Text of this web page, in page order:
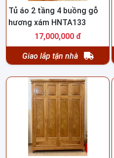
Tủ áo 2 tầng 4 buồng gỗ
hương xám HNTA133
17,000,000 đ
Giao lắp tận nhà